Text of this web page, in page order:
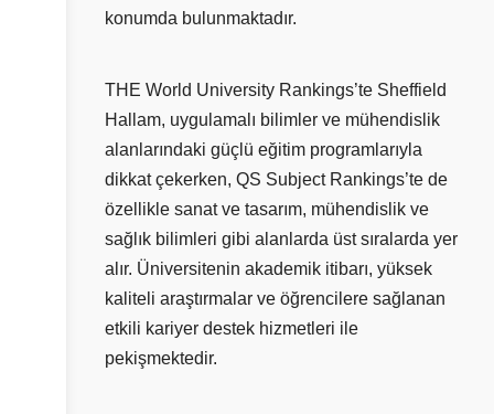
konumda bulunmaktadır.
THE World University Rankings’te Sheffield
Hallam, uygulamalı bilimler ve mühendislik
alanlarındaki güçlü eğitim programlarıyla
dikkat çekerken, QS Subject Rankings’te de
özellikle sanat ve tasarım, mühendislik ve
sağlık bilimleri gibi alanlarda üst sıralarda yer
alır. Üniversitenin akademik itibarı, yüksek
kaliteli araştırmalar ve öğrencilere sağlanan
etkili kariyer destek hizmetleri ile
pekişmektedir.